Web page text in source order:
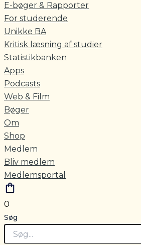
E-bøger & Rapporter
For studerende
Unikke BA
Kritisk læsning af studier
Statistikbanken
Apps
Podcasts
Web & Film
Bøger
Om
Shop
Medlem
Bliv medlem
Medlemsportal
0
Søg